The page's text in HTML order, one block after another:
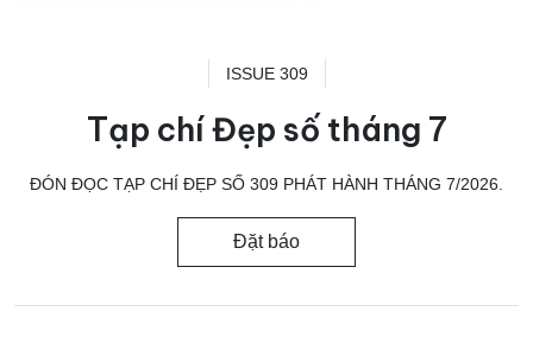
ISSUE 309
Tạp chí Đẹp số tháng 7
ĐÓN ĐỌC TẠP CHÍ ĐẸP SỐ 309 PHÁT HÀNH THÁNG 7/2026.
Đặt báo